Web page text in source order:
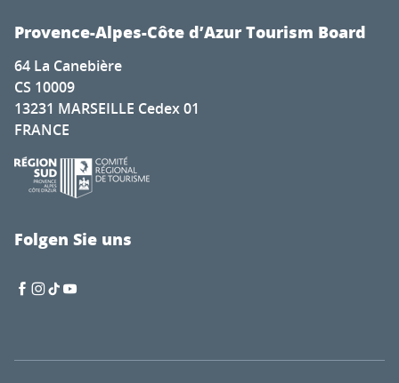
Provence-Alpes-Côte d’Azur Tourism Board
64 La Canebière
CS 10009
13231 MARSEILLE Cedex 01
FRANCE
Folgen Sie uns